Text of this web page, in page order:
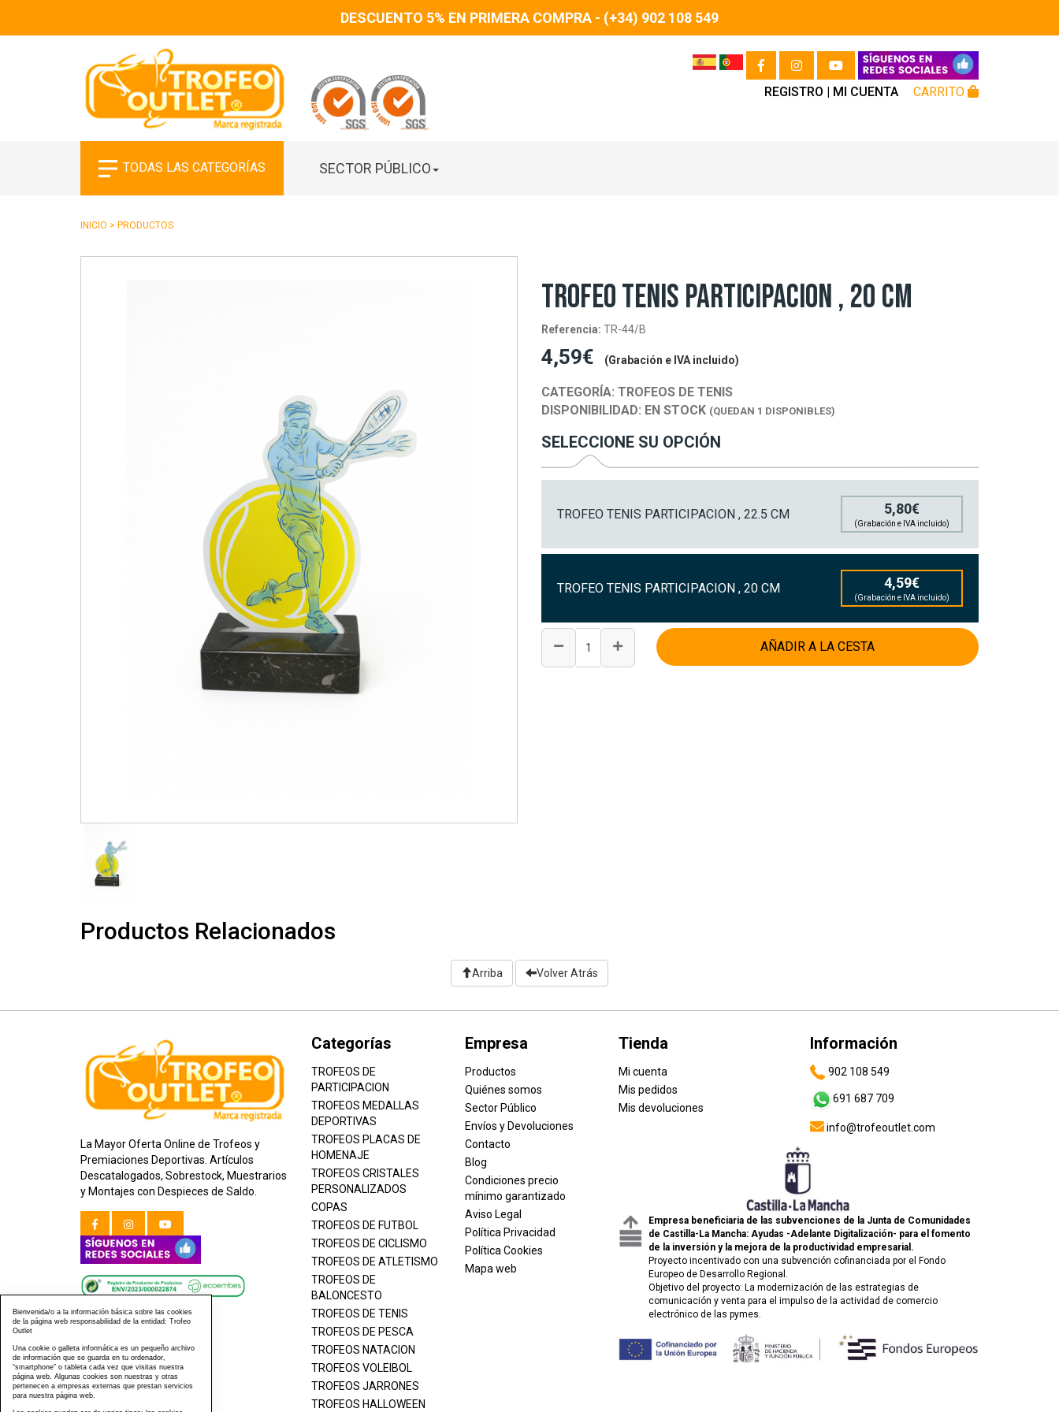
DESCUENTO 5% EN PRIMERA COMPRA - (+34) 902 108 549
REGISTRO | MI CUENTA CARRITO
TODAS LAS CATEGORÍAS SECTOR PÚBLICO
INICIO > PRODUCTOS
TROFEO TENIS PARTICIPACION , 20 CM
Referencia: TR-44/B
4,59€ (Grabación e IVA incluido)
CATEGORÍA: TROFEOS DE TENIS
DISPONIBILIDAD: EN STOCK (QUEDAN 1 DISPONIBLES)
SELECCIONE SU OPCIÓN
TROFEO TENIS PARTICIPACION , 22.5 CM 5,80€
(Grabación e IVA incluido)
TROFEO TENIS PARTICIPACION , 20 CM 4,59€
(Grabación e IVA incluido)
AÑADIR A LA CESTA
Productos Relacionados
Arriba Volver Atrás
La Mayor Oferta Online de Trofeos y
Premiaciones Deportivas. Artículos
Descatalogados, Sobrestock, Muestrarios
y Montajes con Despieces de Saldo.
Categorías
TROFEOS DE
PARTICIPACION
TROFEOS MEDALLAS
DEPORTIVAS
TROFEOS PLACAS DE
HOMENAJE
TROFEOS CRISTALES
PERSONALIZADOS
COPAS
TROFEOS DE FUTBOL
TROFEOS DE CICLISMO
TROFEOS DE ATLETISMO
TROFEOS DE
BALONCESTO
TROFEOS DE TENIS
TROFEOS DE PESCA
TROFEOS NATACION
TROFEOS VOLEIBOL
TROFEOS JARRONES
TROFEOS HALLOWEEN
Empresa
Productos
Quiénes somos
Sector Público
Envíos y Devoluciones
Contacto
Blog
Condiciones precio
mínimo garantizado
Aviso Legal
Política Privacidad
Política Cookies
Mapa web
Tienda
Mi cuenta
Mis pedidos
Mis devoluciones
Información
902 108 549
691 687 709
info@trofeoutlet.com
Empresa beneficiaria de las subvenciones de la Junta de Comunidades
de Castilla-La Mancha: Ayudas -Adelante Digitalización- para el fomento
de la inversión y la mejora de la productividad empresarial.
Proyecto incentivado con una subvención cofinanciada por el Fondo
Europeo de Desarrollo Regional.
Objetivo del proyecto: La modernización de las estrategias de
comunicación y venta para el impulso de la actividad de comercio
electrónico de las pymes.
Bienvenida/o a la información básica sobre las cookies
de la página web responsabilidad de la entidad: Trofeo
Outlet
Una cookie o galleta informática es un pequeño archivo
de información que se guarda en tu ordenador,
“smartphone” o tableta cada vez que visitas nuestra
página web. Algunas cookies son nuestras y otras
pertenecen a empresas externas que prestan servicios
para nuestra página web.